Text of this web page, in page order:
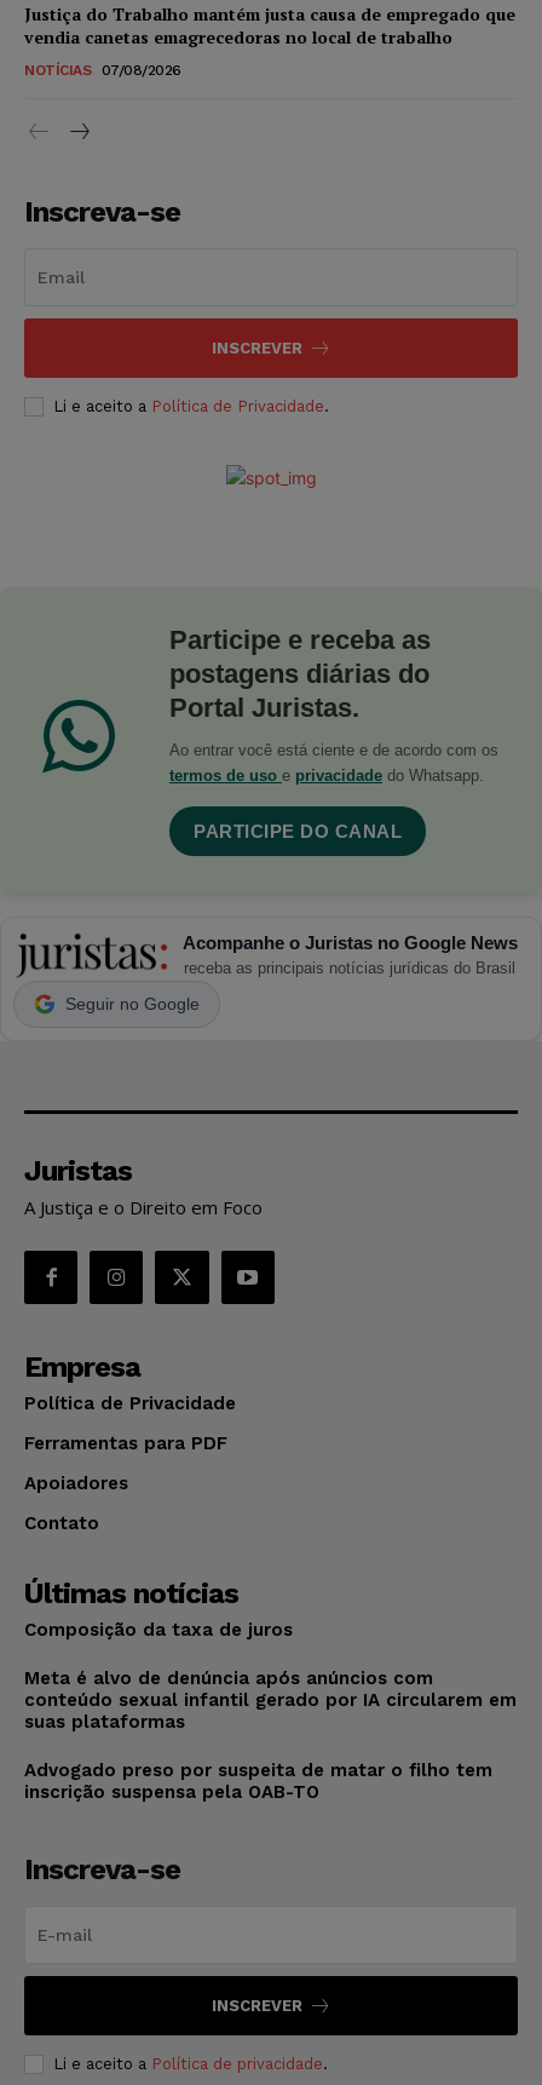
Justiça do Trabalho mantém justa causa de empregado que
vendia canetas emagrecedoras no local de trabalho
NOTÍCIAS 07/08/2026
Inscreva-se
INSCREVER
Li e aceito a Política de Privacidade.
Participe e receba as
postagens diárias do
Portal Juristas.
Ao entrar você está ciente e de acordo com os
termos de uso e privacidade do Whatsapp.
PARTICIPE DO CANAL
Acompanhe o Juristas no Google News
receba as principais notícias jurídicas do Brasil
Seguir no Google
Juristas
A Justiça e o Direito em Foco
Empresa
Política de Privacidade
Ferramentas para PDF
Apoiadores
Contato
Últimas notícias
Composição da taxa de juros
Meta é alvo de denúncia após anúncios com
conteúdo sexual infantil gerado por IA circularem em
suas plataformas
Advogado preso por suspeita de matar o filho tem
inscrição suspensa pela OAB-TO
Inscreva-se
INSCREVER
Li e aceito a Política de privacidade.